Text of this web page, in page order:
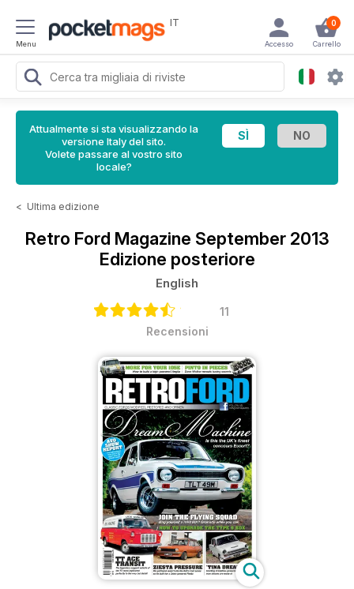
Menu
IT 0
Carrello
Accesso
Attualmente si sta visualizzando la
versione Italy del sito.
Volete passare al vostro sito
locale?
< Ultima edizione
Retro Ford Magazine September 2013
Edizione posteriore
English
11
Recensioni